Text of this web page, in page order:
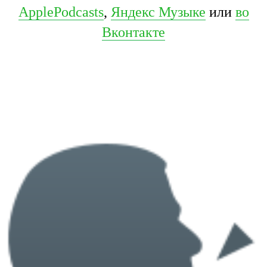
ApplePodcasts, Яндекс Музыке или во
Вконтакте